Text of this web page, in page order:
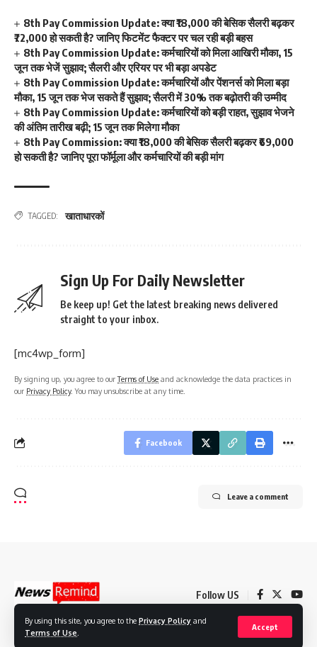
By using this site, you agree to the Privacy Policy and
Terms of Use
Accept
8th Pay Commission Update: क्या ₹18,000 की बेसिक सैलरी बढ़कर
₹72,000 हो सकती है? जानिए फिटमेंट फैक्टर पर चल रही बड़ी बहस
8th Pay Commission Update: कर्मचारियों को मिला आखिरी मौका, 15
जून तक भेजें सुझाव; सैलरी और एरियर पर भी बड़ा अपडेट
8th Pay Commission Update: कर्मचारियों और पेंशनर्स को मिला बड़ा
मौका, 15 जून तक भेज सकते हैं सुझाव; सैलरी में 30% तक बढ़ोतरी की उम्मीद
8th Pay Commission Update: कर्मचारियों को बड़ी राहत, सुझाव भेजने
की अंतिम तारीख बढ़ी; 15 जून तक मिलेगा मौका
8th Pay Commission: क्या ₹18,000 की बेसिक सैलरी बढ़कर ₹69,000
हो सकती है? जानिए पूरा फॉर्मूला और कर्मचारियों की बड़ी मांग
TAGGED: खाताधारकों
Sign Up For Daily Newsletter
Be keep up! Get the latest breaking news delivered
straight to your inbox.
[mc4wp_form]
By signing up, you agree to ourTerms of Use and acknowledge the data practices in
our Privacy Policy. You may unsubscribe at any time.
Facebook
Leave a comment
Follow US
© 2022 Foxiz News Network. Ruby Design Company. All Rights Reserved.